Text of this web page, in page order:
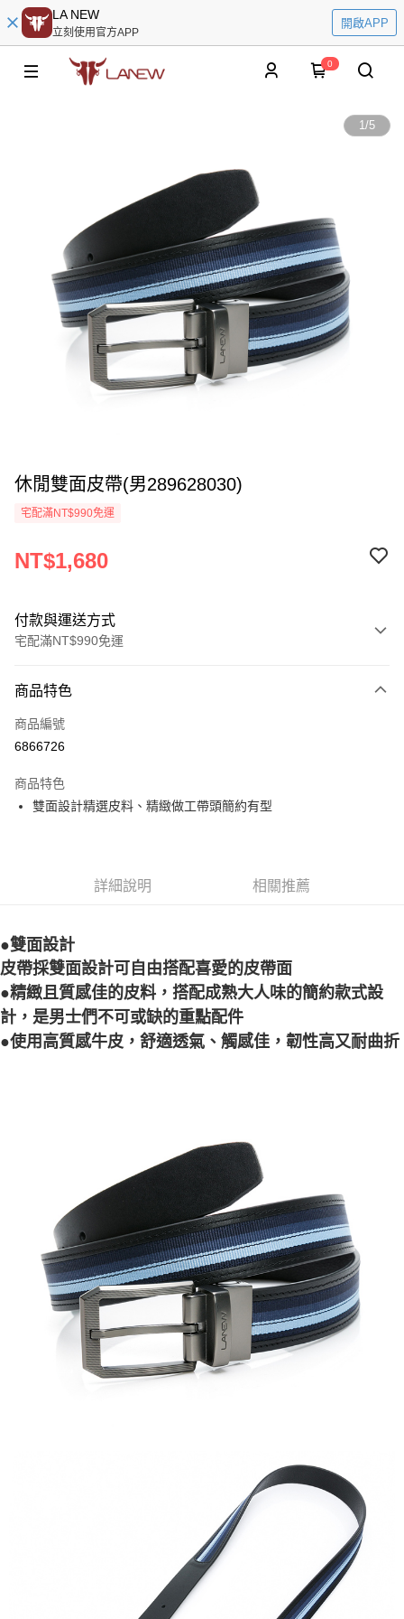
LA NEW
立刻使用官方APP
開啟APP
0
1/5
休閒雙面皮帶(男289628030)
宅配滿NT$990免運
NT$1,680
付款與運送方式
宅配滿NT$990免運
信用卡一次付款
LINE Pay
悠遊付
運送方式
宅配
每筆NT$80，滿NT$990(含以上)免運費
付款後門市自取
商品特色
商品編號
6866726
商品特色
雙面設計精選皮料、精緻做工帶頭簡約有型
詳細說明 相關推薦
●雙面設計
皮帶採雙面設計可自由搭配喜愛的皮帶面
●精緻且質感佳的皮料，搭配成熟大人味的簡約款式設
計，是男士們不可或缺的重點配件
●使用高質感牛皮，舒適透氣、觸感佳，韌性高又耐曲折